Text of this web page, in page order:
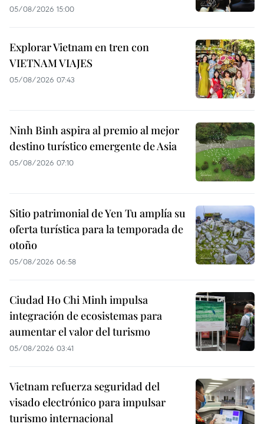
05/08/2026 15:00
Explorar Vietnam en tren con
VIETNAM VIAJES
05/08/2026 07:43
Ninh Binh aspira al premio al mejor
destino turístico emergente de Asia
05/08/2026 07:10
Sitio patrimonial de Yen Tu amplía su
oferta turística para la temporada de
otoño
05/08/2026 06:58
Ciudad Ho Chi Minh impulsa
integración de ecosistemas para
aumentar el valor del turismo
05/08/2026 03:41
Vietnam refuerza seguridad del
visado electrónico para impulsar
turismo internacional